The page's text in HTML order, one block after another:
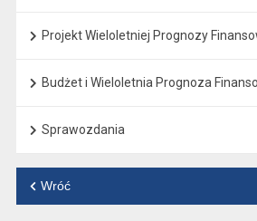
Projekt Wieloletniej Prognozy
Budżet i Wieloletnia Prognoza
Sprawozdania
Wróć